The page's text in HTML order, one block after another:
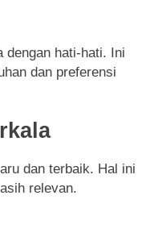
dengan hati-hati. Ini
dan preferensi
dan terbaik. Hal ini
relevan.